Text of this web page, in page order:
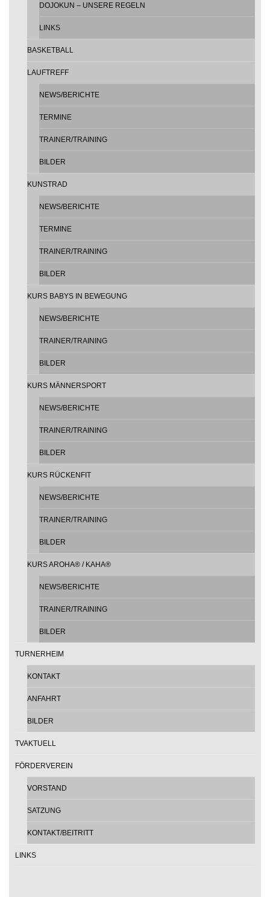
DOJOKUN – UNSERE REGELN
LINKS
BASKETBALL
LAUFTREFF
NEWS/BERICHTE
TERMINE
TRAINER/TRAINING
BILDER
KUNSTRAD
NEWS/BERICHTE
TERMINE
TRAINER/TRAINING
BILDER
KURS BABYS IN BEWEGUNG
NEWS/BERICHTE
TRAINER/TRAINING
BILDER
KURS MÄNNERSPORT
NEWS/BERICHTE
TRAINER/TRAINING
BILDER
KURS RÜCKENFIT
NEWS/BERICHTE
TRAINER/TRAINING
BILDER
KURS AROHA® / KAHA®
NEWS/BERICHTE
TRAINER/TRAINING
BILDER
TURNERHEIM
KONTAKT
ANFAHRT
BILDER
TVAKTUELL
FÖRDERVEREIN
VORSTAND
SATZUNG
KONTAKT/BEITRITT
LINKS